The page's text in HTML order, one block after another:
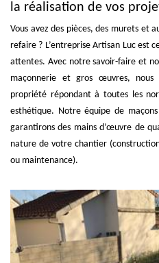
la réalisation de vos
Vous avez des pièces, des murets et
refaire ? L’entreprise Artisan Luc est
attentes. Avec notre savoir-faire et
maçonnerie et gros œuvres,
propriété répondant à toutes les
esthétique. Notre équipe de
garantirons des mains d’œuvre de
nature de votre chantier
ou maintenance).